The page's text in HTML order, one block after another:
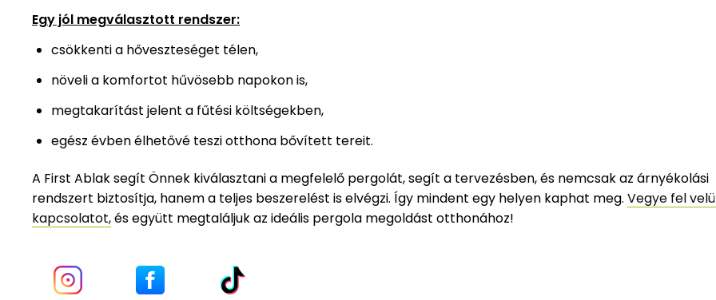
Egy jól megválasztott rendszer:
csökkenti a hőveszteséget télen,
növeli a komfortot hűvösebb napokon is,
megtakarítást jelent a fűtési költségekben,
egész évben élhetővé teszi otthona bővített tereit.
A First Ablak segít Önnek kiválasztani a megfelelő pergolát, segít a tervezésben, és nemcsak az árnyékolási
rendszert biztosítja, hanem a teljes beszerelést is elvégzi. Így mindent egy helyen kaphat meg. Vegye fel
kapcsolatot,és együtt megtaláljuk az ideális pergola megoldást otthonához!